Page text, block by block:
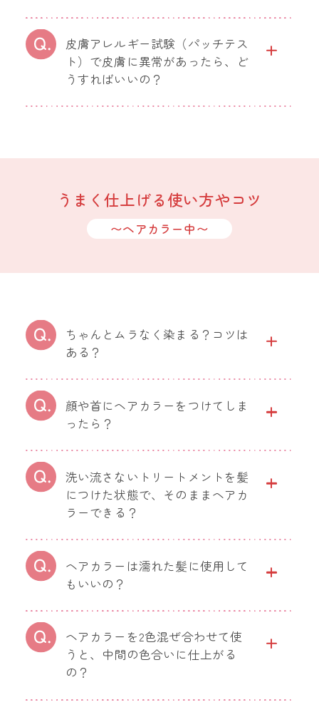
皮膚アレルギー試験（パッチテス
ト）で皮膚に異常があったら、ど
うすればいいの？
うまく仕上げる使い方やコツ
〜ヘアカラー中〜
ちゃんとムラなく染まる？コツは
ある？
顔や首にヘアカラーをつけてしま
ったら？
洗い流さないトリートメントを髪
につけた状態で、そのままヘアカ
ラーできる？
ヘアカラーは濡れた髪に使用して
もいいの？
ヘアカラーを2色混ぜ合わせて使
うと、中間の色合いに仕上がる
の？